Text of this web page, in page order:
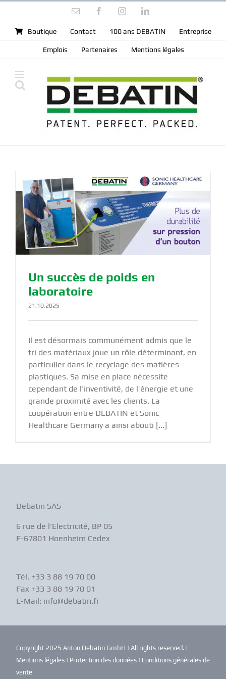
content
Email FacebookInstagramLinkedIn
Boutique Contact 100 ans DEBATIN Entreprise
Emplois Partenaires Mentions légales
Un succès de poids en
laboratoire
21.10.2025
Il est désormais communément admis que le
tri des matériaux joue un rôle déterminant, en
particulier dans le recyclage des matières
plastiques. Sa mise en place nécessite
cependant de l’inventivité, de l’énergie et une
grande proximité avec les clients. La
coopération entre DEBATIN et Sonic
Healthcare Germany a ainsi abouti [...]
Debatin SAS
6 rue de l‘Electricité, BP 05
F-67801 Hoenheim Cedex
Tél. +33 3 88 19 70 00
Fax +33 3 88 19 70 01
E-Mail: info@debatin.fr
Copyright 2025 Anton Debatin GmbH | All rights reserved. |
Mentions légales| Protection des données| Conditions générales de
vente